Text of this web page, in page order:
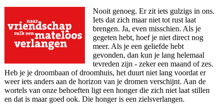
Nooit genoeg. Er zit iets gulzigs in ons.
Iets dat zich maar niet tot rust laat
brengen. Ja, even misschien. Als je
gegeten hebt, hoef je niet direct nog
meer. Als je een geliefde hebt
gevonden, dan kun je lang helemaal
tevreden zijn - zeker een maand of zes.
Heb je je droombaan of droomhuis, het duurt niet lang voordat er
weer iets anders aan de horizon van je dromen verschijnt. Aan de
wortels van onze behoeften ligt een honger die zich niet laat stillen
en dat is maar goed ook. Die honger is een zielsverlangen.